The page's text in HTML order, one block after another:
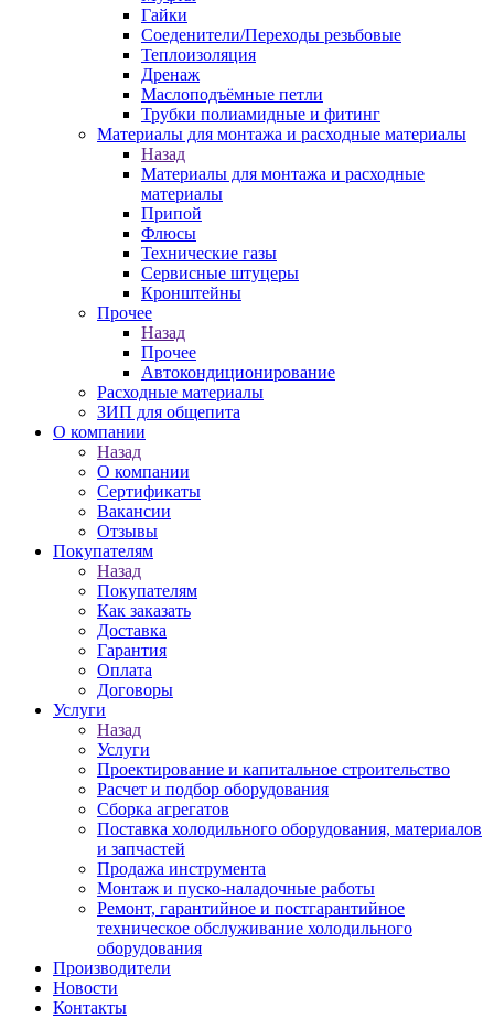
Гайки
Соеденители/Переходы резьбовые
Теплоизоляция
Дренаж
Маслоподъёмные петли
Трубки полиамидные и фитинг
Материалы для монтажа и расходные материалы
Назад
Материалы для монтажа и расходные
материалы
Припой
Флюсы
Технические газы
Сервисные штуцеры
Кронштейны
Прочее
Назад
Прочее
Автокондиционирование
Расходные материалы
ЗИП для общепита
О компании
Назад
О компании
Сертификаты
Вакансии
Отзывы
Покупателям
Назад
Покупателям
Как заказать
Доставка
Гарантия
Оплата
Договоры
Услуги
Назад
Услуги
Проектирование и капитальное строительство
Расчет и подбор оборудования
Сборка агрегатов
Поставка холодильного оборудования, материалов
и запчастей
Продажа инструмента
Монтаж и пуско-наладочные работы
Ремонт, гарантийное и постгарантийное
техническое обслуживание холодильного
оборудования
Производители
Новости
Контакты